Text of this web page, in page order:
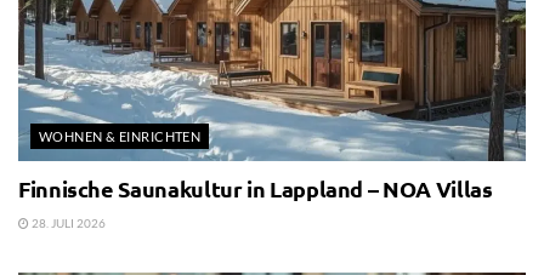
WOHNEN & EINRICHTEN
Finnische Saunakultur in Lappland – NOA Villas
28. JULI 2026